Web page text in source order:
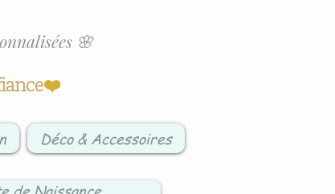
❤️
🌸
Déco & Accessoires